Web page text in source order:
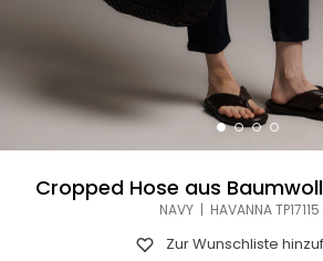
Cropped Hose aus
NAVY | HAVANNA TP17115
Zur Wunschliste